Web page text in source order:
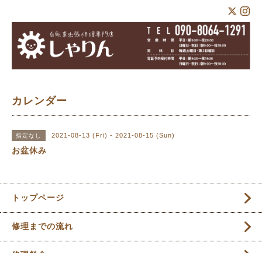
カレンダー
指定なし 2021-08-13 (Fri) - 2021-08-15 (Sun)
お盆休み
トップページ
修理までの流れ